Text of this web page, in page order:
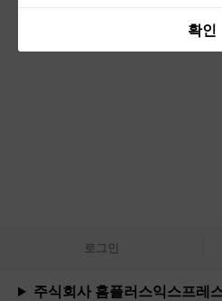
로그 인
주식회사 홈플러스익스프레
확인